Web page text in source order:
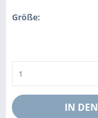
Größe:
IN DEN